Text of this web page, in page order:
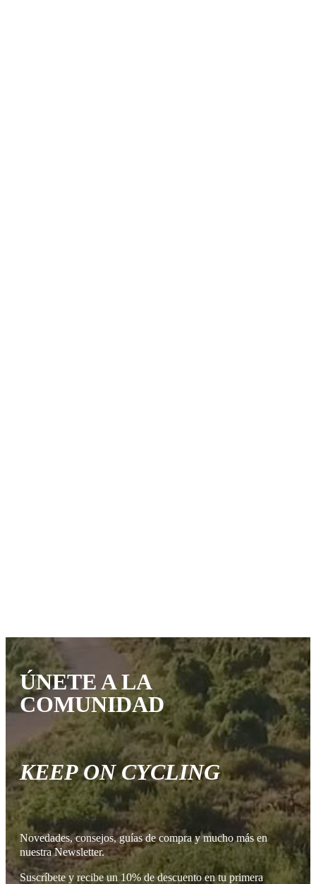
ÚNETE A LA
COMUNIDAD
KEEP ON CYCLING
Novedades, consejos, guías de compra y mucho más en
nuestra Newsletter.
Suscríbete y recibe un 10% de descuento en tu primera